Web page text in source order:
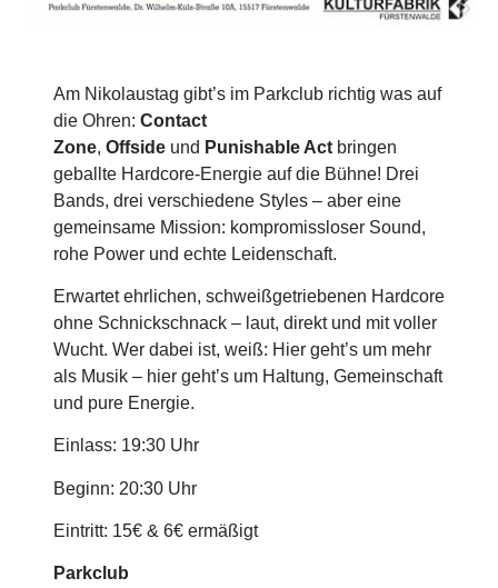
Am Nikolaustag gibt’s im Parkclub richtig was auf
die Ohren: Contact
Zone, Offsideund Punishable Actbringen
geballte Hardcore-Energie auf die Bühne! Drei
Bands, drei verschiedene Styles – aber eine
gemeinsame Mission: kompromissloser Sound,
rohe Power und echte Leidenschaft.
Erwartet ehrlichen, schweißgetriebenen Hardcore
ohne Schnickschnack – laut, direkt und mit voller
Wucht. Wer dabei ist, weiß: Hier geht’s um mehr
als Musik – hier geht’s um Haltung, Gemeinschaft
und pure Energie.
Einlass: 19:30 Uhr
Beginn: 20:30 Uhr
Eintritt: 15€ & 6€ ermäßigt
Parkclub